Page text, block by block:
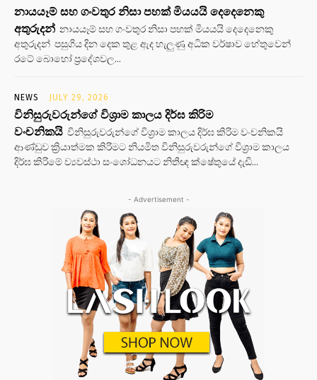
නායයෑම් සහ ගංවතුර නිසා පහක් මියයයි දෙදෙනෙකු
අතුරුදන් නායයෑම් සහ ගංවතුර නිසා පහක් මියයයි දෙදෙනෙකු
අතුරුදන් පසුගිය දින දෙක තුළ ඇද හැලුණු අධික වර්ෂාව හේතුවෙන්
රටේ බොහෝ ප්‍රදේශවල...
NEWS JULY 29, 2026
විනිසුරුවරුන්ගේ විශ්‍රාම කාලය දිර්ඝ කිරිම
වංචනිකයි විනිසුරුවරුන්ගේ විශ්‍රාම කාලය දිර්ඝ කිරිම වංචනිකයි
ආණ්ඩුව ක්‍රියාත්මක කිරිමට නියමිත විනිසුරුවරුන්ගේ විශ්‍රාම කාලය
දිර්ඝ කිරිමේ ව්‍යවස්ථා සංශෝධනයට නිතීඥ ක්ෂේතුයේ දැඩි...
- Advertisement -